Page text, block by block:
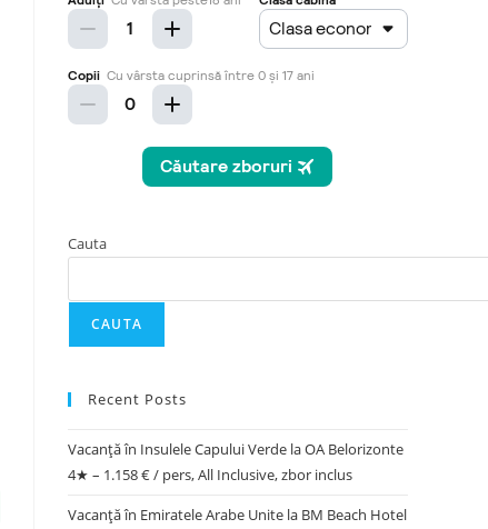
Cauta
CAUTA
Recent Posts
Vacanță în Insulele Capului Verde la OA Belorizonte
4★ – 1.158 € / pers, All Inclusive, zbor inclus
Vacanță în Emiratele Arabe Unite la BM Beach Hotel